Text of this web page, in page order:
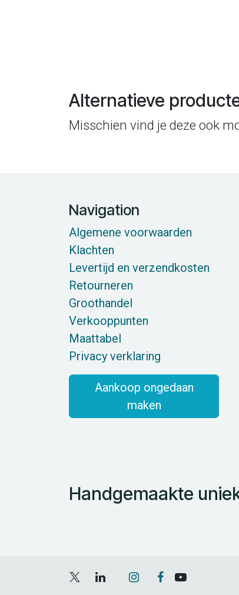
Alternatieve
Misschien vind je deze ook
Navigation
Algemene voorwaarden
Klachten
Levertijd en verzendkosten
Retourneren
Groothandel
Verkooppunten
Maattabel
Privacy verklaring
Aankoop ongedaan
maken
Handgemaakte